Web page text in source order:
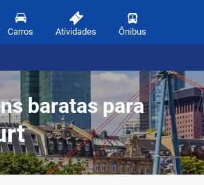
Carros Atividades Ônibus
baratas para